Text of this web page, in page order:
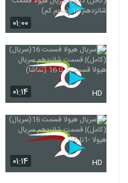
۰۱:۰۰
۰۱:۱۴ HD
۰۱:۱۴ HD